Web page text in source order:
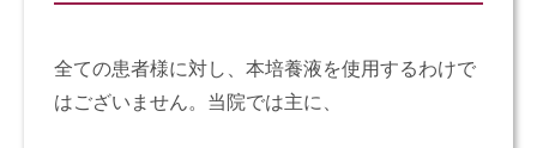
全ての患者様に対し、本培養液を使用するわけで
はございません。当院では主に、